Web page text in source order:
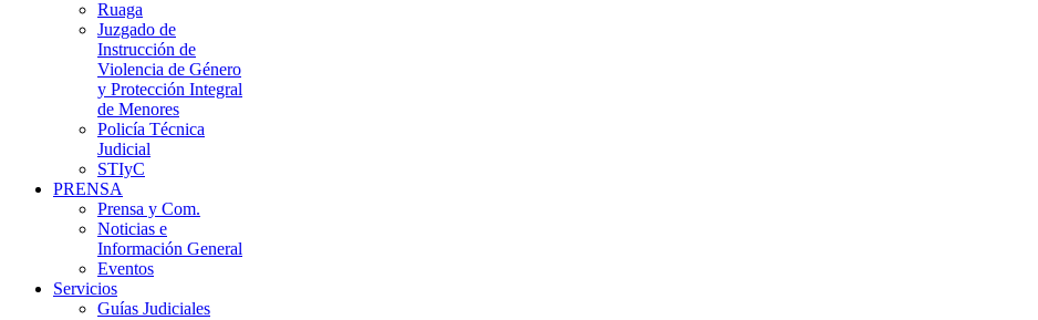
Ruaga
Juzgado de
Instrucción de
Violencia de Género
y Protección Integral
de Menores
Policía Técnica
Judicial
STIyC
PRENSA
Prensa y Com.
Noticias e
Información General
Eventos
Servicios
Guías Judiciales